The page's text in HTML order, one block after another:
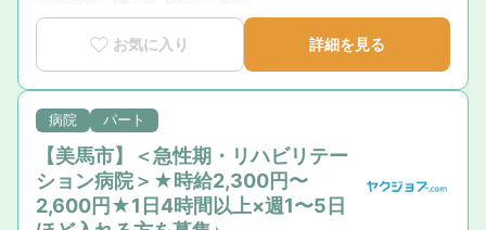
お気に入り 詳細を見る
病院 パート
【美馬市】＜急性期・リハビリテー
ション病院＞★時給2,300円〜
2,600円★1日4時間以上×週1〜5日